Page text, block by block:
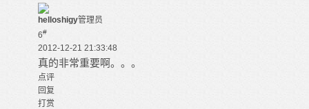
helloshigy管理员
6#
2012-12-21 21:33:48
真的非常重要啊。。。
点评
回复
打赏